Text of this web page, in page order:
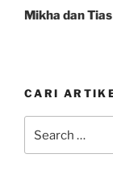
Post
Mikha dan
CARI
for: